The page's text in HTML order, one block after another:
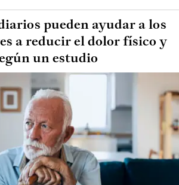
pueden ayudar a los
a reducir el dolor físico y
un estudio